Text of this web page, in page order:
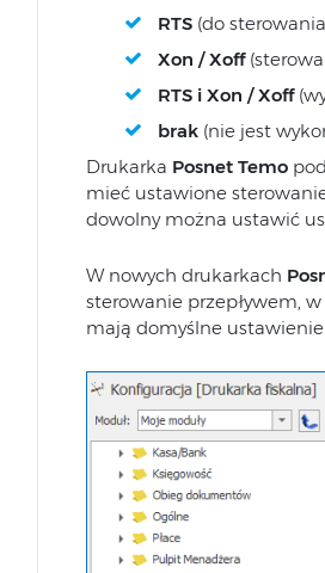
RTS (do
Xon / Xoff
RTS i Xon / Xoff
brak (nie jest
Drukarka Posnet Temo
mieć ustawione
dowolny można ustawić
W nowych drukarkach
sterowanie przepływem, w
mają domyślne ustawienie